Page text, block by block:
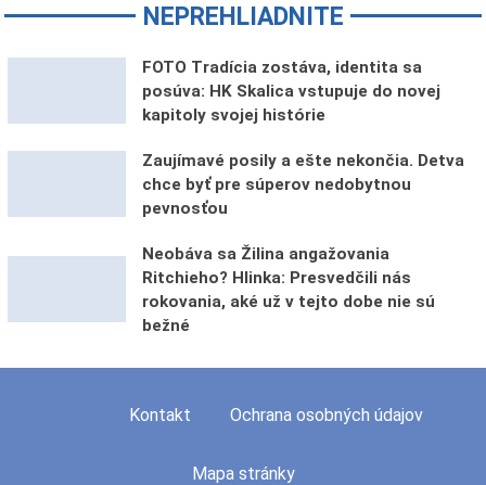
NEPREHLIADNITE
FOTO Tradícia zostáva, identita sa
posúva: HK Skalica vstupuje do novej
kapitoly svojej histórie
Zaujímavé posily a ešte nekončia. Detva
chce byť pre súperov nedobytnou
pevnosťou
Neobáva sa Žilina angažovania
Ritchieho? Hlinka: Presvedčili nás
rokovania, aké už v tejto dobe nie sú
bežné
Kontakt Ochrana osobných údajov
Mapa stránky